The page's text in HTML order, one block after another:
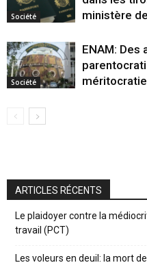
Société
ministère
Société
ENAM: Des
méritocratie
ARTICLES RÉCENTS
Le plaidoyer contre la
travail (PCT)
Les voleurs en deuil: la mort